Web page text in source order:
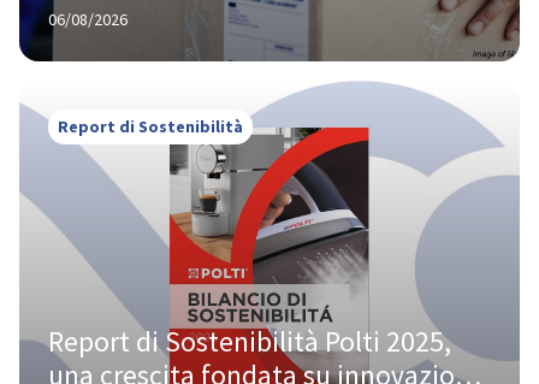
06/08/2026
Report di Sostenibilità
Report di Sostenibilità Polti 2025,
una crescita fondata su innovazione